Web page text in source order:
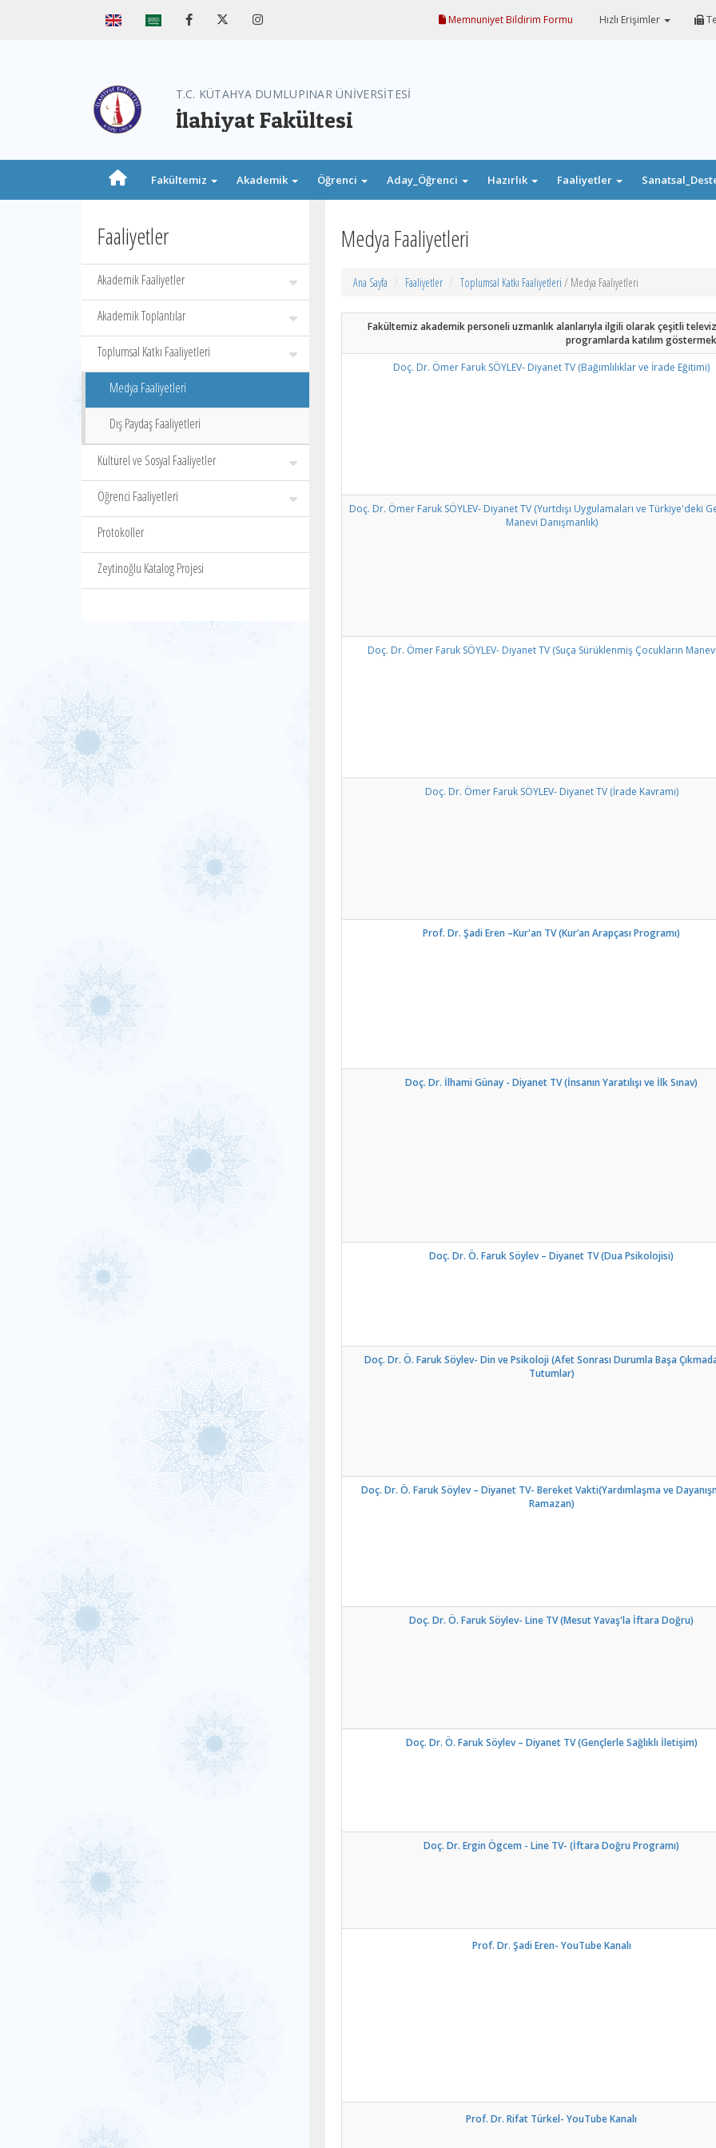
Memnuniyet Bildirim Formu Hızlı Erişimler
T.C. KÜTAHYA DUMLUPINAR ÜNİVERSİTESİ
İlahiyat Fakültesi
Fakültemiz Akademik Öğrenci Aday_Öğrenci Hazırlık Faaliyetler
Faaliyetler
Akademik Faaliyetler
Akademik Toplantılar
Toplumsal Katkı Faaliyetleri
Medya Faaliyetleri
Dış Paydaş Faaliyetleri
Kültürel ve Sosyal Faaliyetler
Öğrenci Faaliyetleri
Protokoller
Zeytinoğlu Katalog Projesi
Medya Faaliyetleri
Ana Sayfa Faaliyetler Toplumsal Katkı Faaliyetleri / Medya Faaliyetleri
Fakültemiz akademik personeli uzmanlık alanlarıyla ilgili olarak çeşitli
programlarda katılım
Doç. Dr. Ömer Faruk SÖYLEV- Diyanet TV (Bağımlılıklar ve İrade Eğitimi)
Doç. Dr. Ömer Faruk SÖYLEV- Diyanet TV (Yurtdışı Uygulamaları ve Türkiye'deki
Manevi Danışmanlık)
Doç. Dr. Ömer Faruk SÖYLEV- Diyanet TV (Suça Sürüklenmiş Çocukların
Doç. Dr. Ömer Faruk SÖYLEV- Diyanet TV (İrade Kavramı)
Prof. Dr. Şadi Eren –Kur'an TV (Kur’an Arapçası Programı)
Doç. Dr. İlhami Günay - Diyanet TV (İnsanın Yaratılışı ve İlk Sınav)
Doç. Dr. Ö. Faruk Söylev – Diyanet TV (Dua Psikolojisi)
Doç. Dr. Ö. Faruk Söylev- Din ve Psikoloji (Afet Sonrası Durumla Başa
Tutumlar)
Doç. Dr. Ö. Faruk Söylev – Diyanet TV- Bereket Vakti(Yardımlaşma ve
Ramazan)
Doç. Dr. Ö. Faruk Söylev- Line TV (Mesut Yavaş'la İftara Doğru)
Doç. Dr. Ö. Faruk Söylev – Diyanet TV (Gençlerle Sağlıklı İletişim)
Doç. Dr. Ergin Ögcem - Line TV- (İftara Doğru Programı)
Prof. Dr. Şadi Eren- YouTube Kanalı
Prof. Dr. Rifat Türkel- YouTube Kanalı